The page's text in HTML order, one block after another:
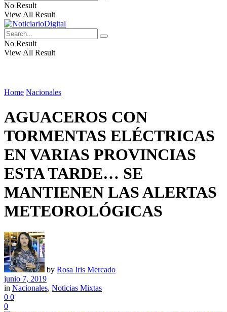
No Result
View All Result
No Result
View All Result
Home Nacionales
AGUACEROS CON
TORMENTAS ELÉCTRICAS
EN VARIAS PROVINCIAS
ESTA TARDE… SE
MANTIENEN LAS ALERTAS
METEOROLÓGICAS
by Rosa Iris Mercado
junio 7, 2019
in Nacionales, Noticias Mixtas
0 0
0